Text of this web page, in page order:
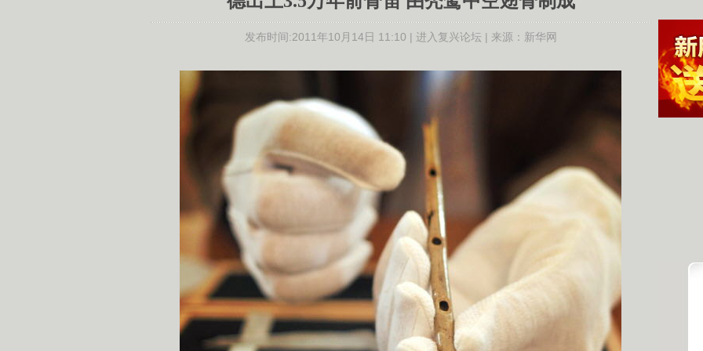
发布时间:2011年10月14日 11:10 | 进入复兴论坛| 来源： 新华网